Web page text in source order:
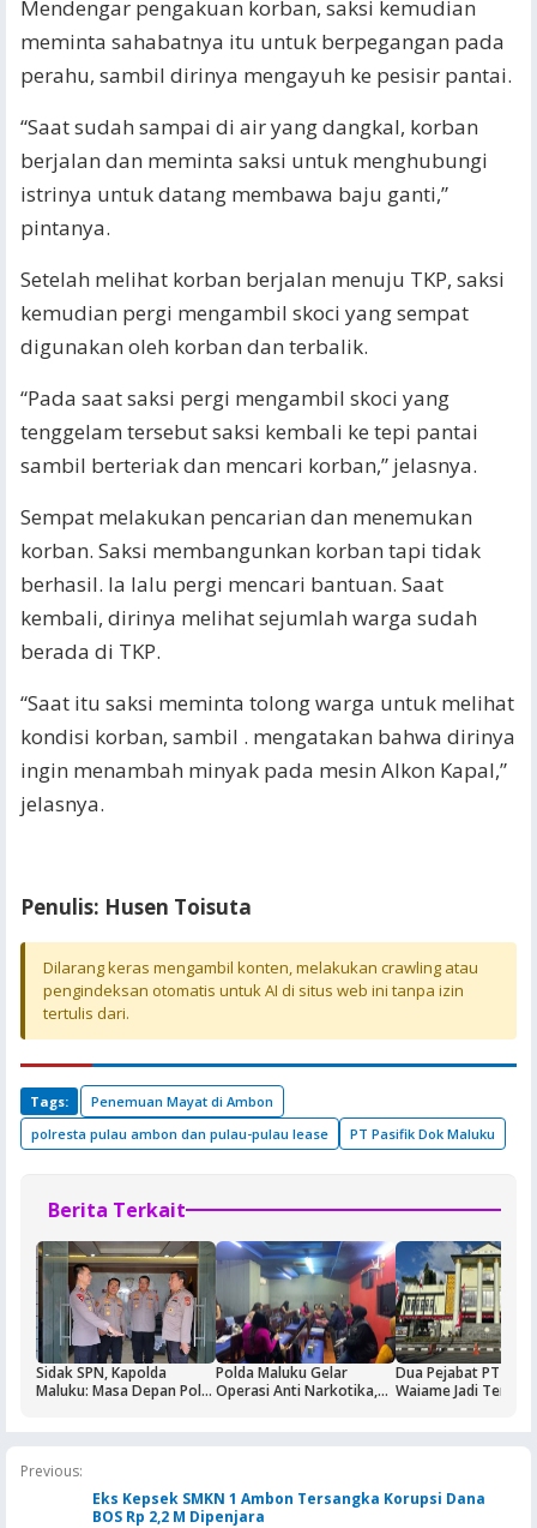
Mendengar pengakuan korban, saksi kemudian
meminta sahabatnya itu untuk berpegangan pada
perahu, sambil dirinya mengayuh ke pesisir pantai.
“Saat sudah sampai di air yang dangkal, korban
berjalan dan meminta saksi untuk menghubungi
istrinya untuk datang membawa baju ganti,”
pintanya.
Setelah melihat korban berjalan menuju TKP, saksi
kemudian pergi mengambil skoci yang sempat
digunakan oleh korban dan terbalik.
“Pada saat saksi pergi mengambil skoci yang
tenggelam tersebut saksi kembali ke tepi pantai
sambil berteriak dan mencari korban,” jelasnya.
Sempat melakukan pencarian dan menemukan
korban. Saksi membangunkan korban tapi tidak
berhasil. Ia lalu pergi mencari bantuan. Saat
kembali, dirinya melihat sejumlah warga sudah
berada di TKP.
“Saat itu saksi meminta tolong warga untuk melihat
kondisi korban, sambil . mengatakan bahwa dirinya
ingin menambah minyak pada mesin Alkon Kapal,”
jelasnya.
Penulis: Husen Toisuta
Dilarang keras mengambil konten, melakukan crawling atau
pengindeksan otomatis untuk AI di situs web ini tanpa izin
tertulis dari.
Tags:
Penemuan Mayat di Ambon
polresta pulau ambon dan pulau-pulau lease
PT Pasifik Dok Maluku
Berita Terkait
Sidak SPN, Kapolda
Maluku: Masa Depan Polri
Polda Maluku Gelar
Operasi Anti Narkotika,
Dua Pejabat PT Dok
Waiame Jadi
Previous:
Eks Kepsek SMKN 1 Ambon Tersangka Korupsi Dana
BOS Rp 2,2 M Dipenjara